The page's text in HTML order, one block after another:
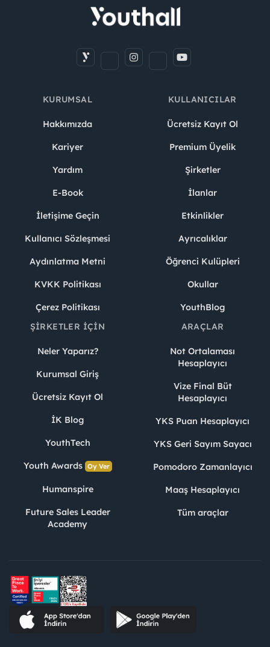
KURUMSAL
Hakkımızda
Kariyer
Yardım
E-Book
İletişime Geçin
Kullanıcı Sözleşmesi
Aydınlatma Metni
KVKK Politikası
Çerez Politikası
KULLANICILAR
Ücretsiz Kayıt Ol
Premium Üyelik
Şirketler
İlanlar
Etkinlikler
Ayrıcalıklar
Öğrenci Kulüpleri
Okullar
YouthBlog
ŞIRKETLER İÇIN
Neler Yaparız?
Kurumsal Giriş
Ücretsiz Kayıt Ol
İK Blog
YouthTech
Youth Awards Oy Ver
Humanspire
Future Sales Leader
Academy
ARAÇLAR
Not Ortalaması
Hesaplayıcı
Vize Final Büt
Hesaplayıcı
YKS Puan Hesaplayıcı
YKS Geri Sayım Sayacı
Pomodoro Zamanlayıcı
Maaş Hesaplayıcı
Tüm araçlar